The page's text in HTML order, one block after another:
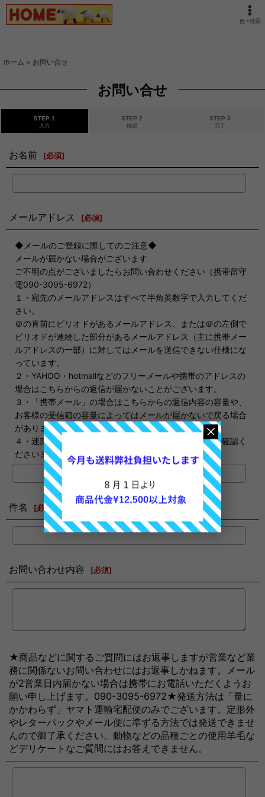
色々検索
ホーム > お問い合せ
お問い合せ
STEP 1
入力
STEP 2
確認
STEP 3
完了
お名前 [必須]
メールアドレス [必須]
◆メールのご登録に際してのご注意◆
メールが届かない場合がございます
ご不明の点がございましたらお問い合わせください（携帯留守
電090-3095-6972）
１・宛先のメールアドレスはすべて半角英数字で入力してくだ
さい。
＠の直前にピリオドがあるメールアドレス、または＠の左側で
ピリオドが連続した部分があるメールアドレス（主に携帯メー
ルアドレスの一部）に対してはメールを送信できない仕様にな
っています。
２・YAHOO・hotmailなどのフリーメールや携帯のアドレスの
場合はこちらからの返信が届かないことがございます。
３・「携帯メール」の場合はこちらからの返信内容の容量や、
お客様の受信箱の容量によってはメールが届かないで戻る場合
があります。
４・迷惑メールに振り分けられる場合もありますのでご確認く
ださいませ。
件名 [必須]
お問い合わせ内容 [必須]
★商品などに関するご質問にはお返事しますが営業など業
務に関係ないお問い合わせにはお返事しかねます。メール
が2営業日内届かない場合は携帯にお電話いただくようお
願い申し上げます。090-3095-6972★発送方法は「量に
かかわらず」ヤマト運輸宅配便のみでございます。定形外
やレターパックやメール便に準ずる方法では発送できませ
んので御了承ください。動物などの品種ごとの使用羊毛な
どデリケートなご質問にはお答えできません。